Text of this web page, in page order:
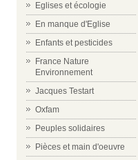
Eglises et écologie
En manque d'Eglise
Enfants et pesticides
France Nature
Environnement
Jacques Testart
Oxfam
Peuples solidaires
Pièces et main d'oeuvre